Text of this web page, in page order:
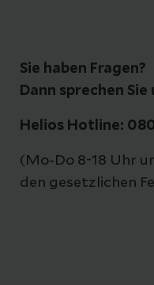
Sie haben Fragen?
Dann sprechen Sie
Helios Hotline:
(Mo-Do 8-18 Uhr
den gesetzlichen